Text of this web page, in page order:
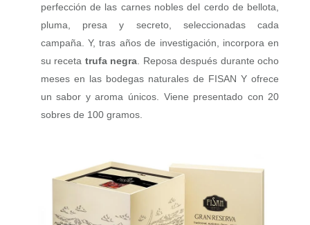
perfección de las carnes nobles del cerdo de bellota,
pluma, presa y secreto, seleccionadas cada
campaña. Y, tras años de investigación, incorpora en
su receta trufa negra . Reposa después durante ocho
meses en las bodegas naturales de FISAN Y ofrece
un sabor y aroma únicos. Viene presentado con 20
sobres de 100 gramos.